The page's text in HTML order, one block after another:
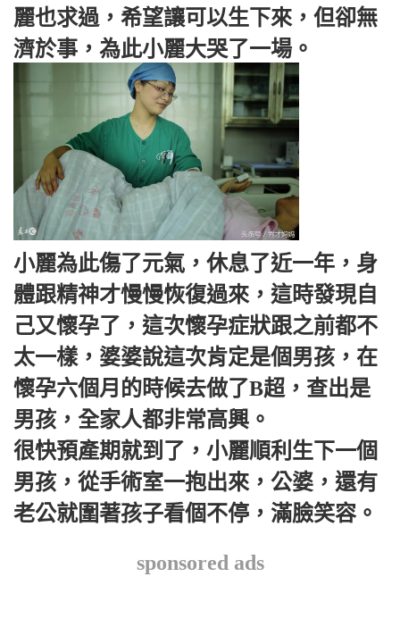
麗也求過，希望讓可以生下來，但卻無
濟於事，為此小麗大哭了一場。
小麗為此傷了元氣，休息了近一年，身
體跟精神才慢慢恢復過來，這時發現自
己又懷孕了，這次懷孕症狀跟之前都不
太一樣，婆婆說這次肯定是個男孩，在
懷孕六個月的時候去做了B超，查出是
男孩，全家人都非常高興。
很快預產期就到了，小麗順利生下一個
男孩，從手術室一抱出來，公婆，還有
老公就圍著孩子看個不停，滿臉笑容。
sponsored ads